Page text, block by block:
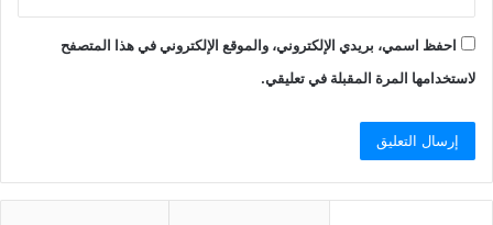
احفظ اسمي، بريدي الإلكتروني، والموقع الإلكتروني في هذا المتصفح
لاستخدامها المرة المقبلة في تعليقي.